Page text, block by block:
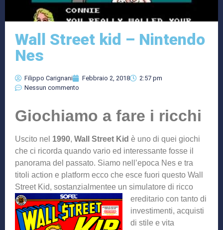
Wall Street kid – Nintendo
Nes
Filippo Carignani Febbraio 2, 2018
2:57 pm
Nessun commento
Giochiamo a fare i ricchi
Uscito nel 1990, Wall Street Kid è uno di quei giochi
che ci ricorda quando vario ed interessante fosse il
panorama del passato. Siamo nell’epoca Nes e tra
titoli action e platform ecco che esce fuori questo Wall
Street Kid, sostanzialmentee un simulatore di ricco
ereditario con tanto di
investimenti, acquisti
di stile e vita